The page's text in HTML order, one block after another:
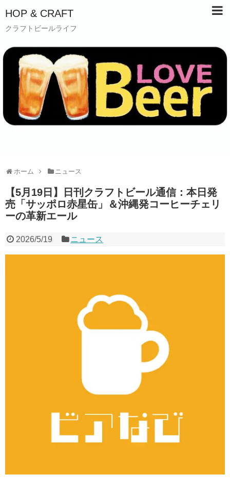
HOP & CRAFT
クラフトビールライフ
ホーム ニュース
【5月19日】日刊クラフトビール通信：本日発
売「サッポロ赤星缶」＆沖縄発コーヒーチェリ
ーの革新エール
2026/5/19 ニュース